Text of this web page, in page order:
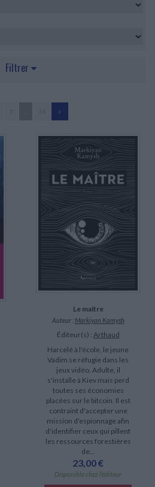
Filtrer
Le maître
Auteur : Markiyan Kamysh
Éditeur(s) : Arthaud
Harcelé à l'école, le jeune
Vadim se réfugie dans les
jeux vidéo. Adulte, il
s'installe à Kiev mais perd
toutes ses économies
placées sur le bitcoin. Il est
contraint d'accepter une
mission d'espionnage afin
d'identifier ceux qui pillent
les ressources forestières
de...
23,00 €
Disponible chez l'éditeur